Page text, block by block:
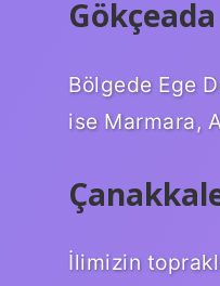
Bölgede Ege
ise Marmara,
İlimizin